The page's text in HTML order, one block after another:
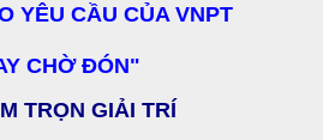
YÊU CẦU CỦA VNPT
CHỜ ĐÓN"
TRỌN GIẢI TRÍ